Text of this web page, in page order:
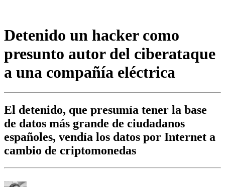
Detenido un hacker como
presunto autor del ciberataque
a una compañía eléctrica
El detenido, que presumía tener la base
de datos más grande de ciudadanos
españoles, vendía los datos por Internet a
cambio de criptomonedas